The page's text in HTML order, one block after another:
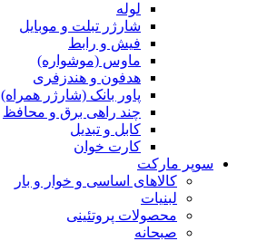
لوله
شارژر تبلت و موبایل
فیش و رابط
ماوس (موشواره)
هدفون و هندزفری
پاور بانک (شارژر همراه)
چند راهی برق و محافظ
کابل و تبدیل
کارت خوان
سوپر مارکت
کالاهای اساسی و خوار و بار
لبنیات
محصولات پروتئینی
صبحانه